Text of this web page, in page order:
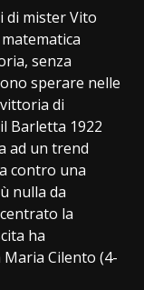
di mister Vito
senza
sperare nelle
di
Barletta 1922
ad un trend
contro una
nulla da
la
ha
Cilento (4-